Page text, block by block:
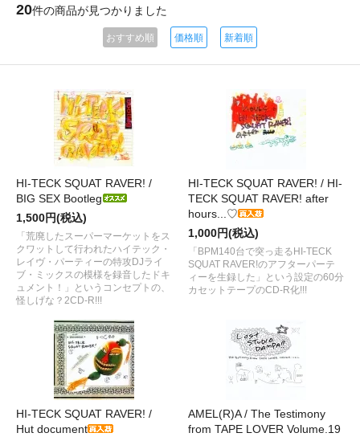
20件の商品が見つかりました
おすすめ順 価格順 新着順
HI-TECK SQUAT RAVER! /
BIG SEX Bootleg
1,500円(税込)
「荒廃したスーパーマーケットをス
クワットして行われたハイテック・
レイヴ・パーティーの特攻DJライ
ブ・ミックスの模様を録音したドキ
ュメント！」というコンセプトの、
怪しげな？2CD-R!!!
HI-TECK SQUAT RAVER! / HI-
TECK SQUAT RAVER! after
hours...♡
1,000円(税込)
「BPM140台で突っ走るHI-TECK
SQUAT RAVER!のアフターパーテ
ィーを生録した」という設定の60分
カセットテープのCD-R化!!!
HI-TECK SQUAT RAVER! /
Hut document
AMEL(R)A / The Testimony
from TAPE LOVER Volume.19